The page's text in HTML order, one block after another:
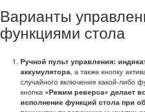
Варианты
функциями стола
Ручной пульт управления:
аккумулятора, а также кнопку
случайного включения какой-либо
кнопка «Режим реверса» делает
исполнение функций стола при